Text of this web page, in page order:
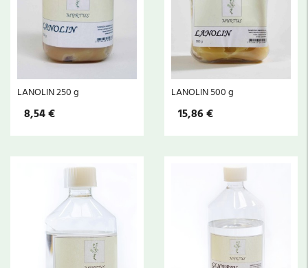
LANOLIN 250 g
8,54 €
LANOLIN 500 g
15,86 €